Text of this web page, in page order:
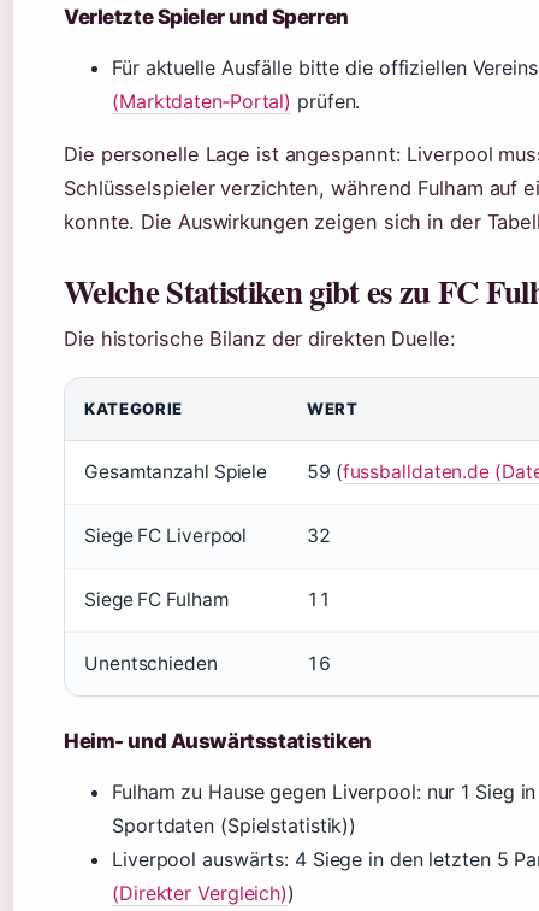
Verletzte Spieler und Sperren
Für aktuelle Ausfälle bitte die offiziellen
(Marktdaten‑Portal) prüfen.
Die personelle Lage ist angespannt: Liverpool
Schlüsselspieler verzichten, während Fulham auf
konnte. Die Auswirkungen zeigen sich in der
Welche Statistiken gibt es zu FC
Die historische Bilanz der direkten Duelle:
KATEGORIE WERT
Gesamtanzahl Spiele 59 (fussballdaten.de
Siege FC Liverpool 32
Siege FC Fulham 11
Unentschieden 16
Heim- und Auswärtsstatistiken
Fulham zu Hause gegen Liverpool: nur 1 Sieg
Sportdaten (Spielstatistik))
Liverpool auswärts: 4 Siege in den letzten 5
(Direkter Vergleich))